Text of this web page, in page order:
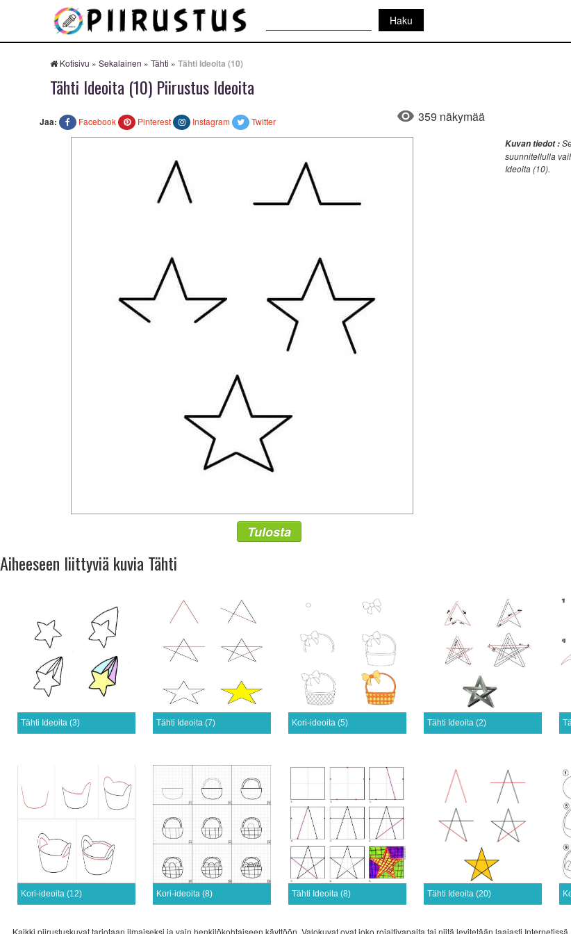
Kotisivu » Sekalainen » Tähti » Tähti Ideoita (10)
Tähti Ideoita (10) Piirustus Ideoita
Jaa: Facebook Pinterest Instagram Twitter 359 näkymää
Kuvan tiedot :
suunnitellulla
Ideoita (10).
Tulosta
Aiheeseen liittyviä kuvia Tähti
Tähti Ideoita (3) Tähti Ideoita (7) Kori-ideoita (5) Tähti Ideoita (2)
Kori-ideoita (12) Kori-ideoita (8) Tähti Ideoita (8) Tähti Ideoita (20)
Kaikki piirustuskuvat tarjotaan ilmaiseksi ja vain henkilökohtaiseen käyttöön. Valokuvat ovat joko rojaltivapaita tai niitä levitetään laajasti